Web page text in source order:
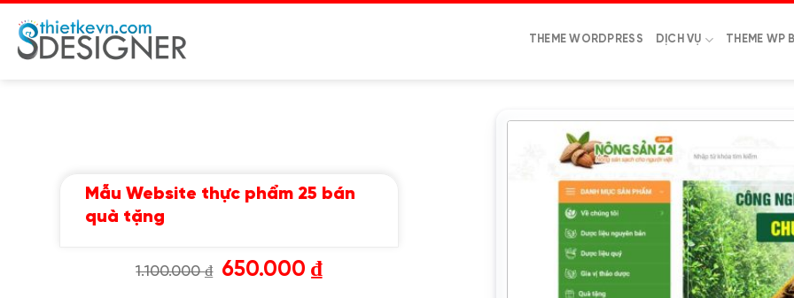
đến
nội
THEME WORDPRESS DỊCH VỤ THEME WP
Mẫu Website thực phẩm 25 bán
quà tặng
1.100.000₫
Giá
gốc
650.000 ₫Giá
hiện